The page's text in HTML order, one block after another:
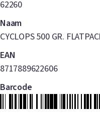
62260
Naam
CYCLOPS 500 GR.
EAN
8717889622606
Barcode